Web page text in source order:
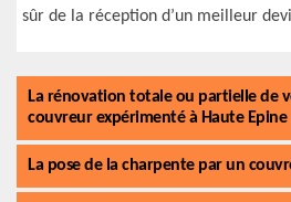
sûr de la réception d’un meilleur
La rénovation totale ou partielle de
couvreur expérimenté à Haute Epine
La pose de la charpente par un